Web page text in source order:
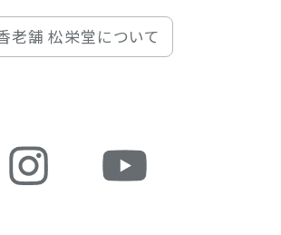
老舗 松栄堂について